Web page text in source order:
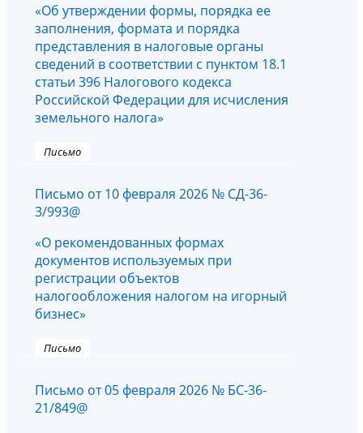
«Об утверждении формы, порядка ее
заполнения, формата и порядка
представления в налоговые органы
сведений в соответствии с пунктом 18.1
статьи 396 Налогового кодекса
Российской Федерации для исчисления
земельного налога»
Письмо
Письмо от 10 февраля 2026 № СД-36-
3/993@
«О рекомендованных формах
документов используемых при
регистрации объектов
налогообложения налогом на игорный
бизнес»
Письмо
Письмо от 05 февраля 2026 № БС-36-
21/849@